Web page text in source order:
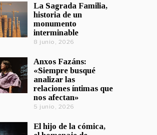
La Sagrada Familia,
historia de un
monumento
interminable
8 junio, 2026
Anxos Fazáns:
«Siempre busqué
analizar las
relaciones íntimas que
nos afectan»
5 junio, 2026
El hijo de la cómica,